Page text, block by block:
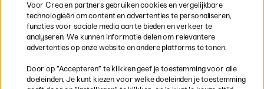
Ireland
Germany
UK
EU
gelden voor volumineuze producten.
Voor Crea en partners gebruiken cookies en vergelijkbare
technologieën om content en advertenties te personaliseren,
functies voor sociale media aan te bieden en verkeer te
analyseren. We kunnen informatie delen om relevantere
advertenties op onze website en andere platforms te tonen.
Door op ”Accepteren” te klikken geef je toestemming voor alle
doeleinden. Je kunt kiezen voor welke doeleinden je toestemming